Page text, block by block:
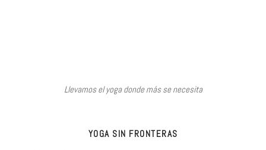
Llevamos el yoga donde más se necesita
YOGA SIN FRONTERAS